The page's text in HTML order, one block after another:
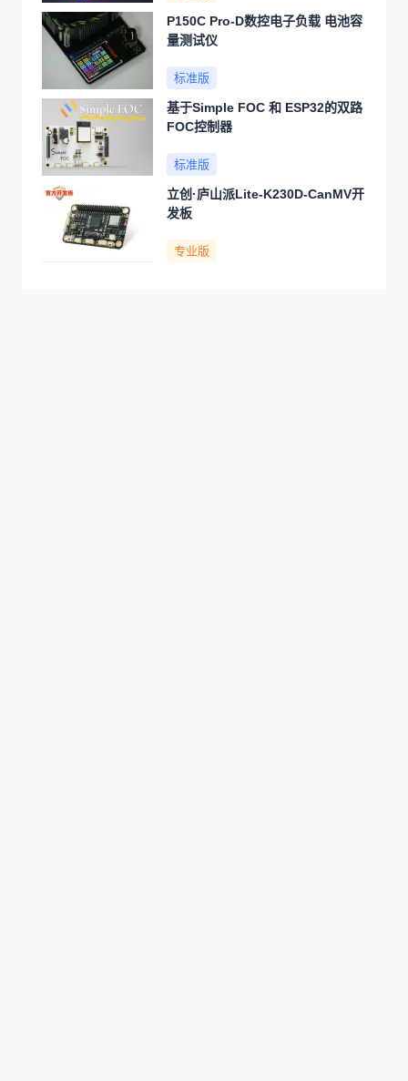
P150C Pro-D数控电子负载 电池容
量测试仪
标准版
基于Simple FOC 和 ESP32的双路
FOC控制器
标准版
立创·庐山派Lite-K230D-CanMV开
发板
专业版